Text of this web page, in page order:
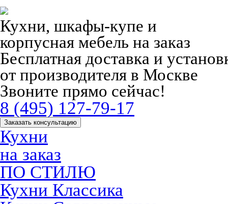
Кухни, шкафы-купе и
корпусная мебель на заказ
Бесплатная доставка и
от производителя в Москве
Звоните прямо сейчас!
8 (495) 127-79-17
Заказать консультацию
Кухни
на заказ
ПО СТИЛЮ
Кухни Классика